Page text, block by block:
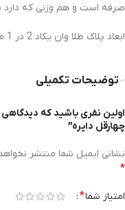
صرفه است و هم وزنی که دارد
ابعاد پلاک طلا وان یکاد 2 در 1 می باشد.
توضیحات تکمیلی
اولین نفری باشید که دیدگاهی
چهارقل دایره”
نشانی ایمیل شما منتشر
*
امتیاز شما*